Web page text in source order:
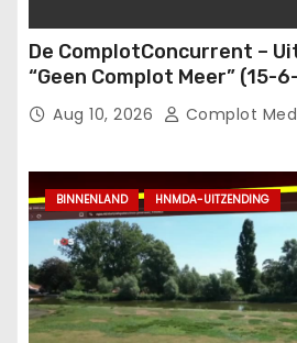
De ComplotConcurrent –
“Geen Complot Meer” (15-
Aug 10, 2026 Complot
BINNENLAND HNMDA-UITZENDING